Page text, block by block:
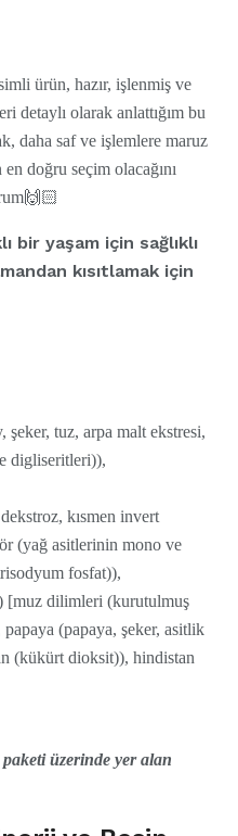
ürün, hazır, işlenmiş ve
detaylı olarak anlattığım bu
daha saf ve işlemlere maruz
doğru seçim olacağını
bir yaşam için sağlıklı
kısıtlamak için
tuz, arpa malt ekstresi,
digliseritleri)),
dekstroz, kısmen invert
(yağ asitlerinin mono ve
fosfat)),
[muz dilimleri (kurutulmuş
(papaya, şeker, asitlik
(kükürt dioksit)), hindistan
üzerinde yer alan